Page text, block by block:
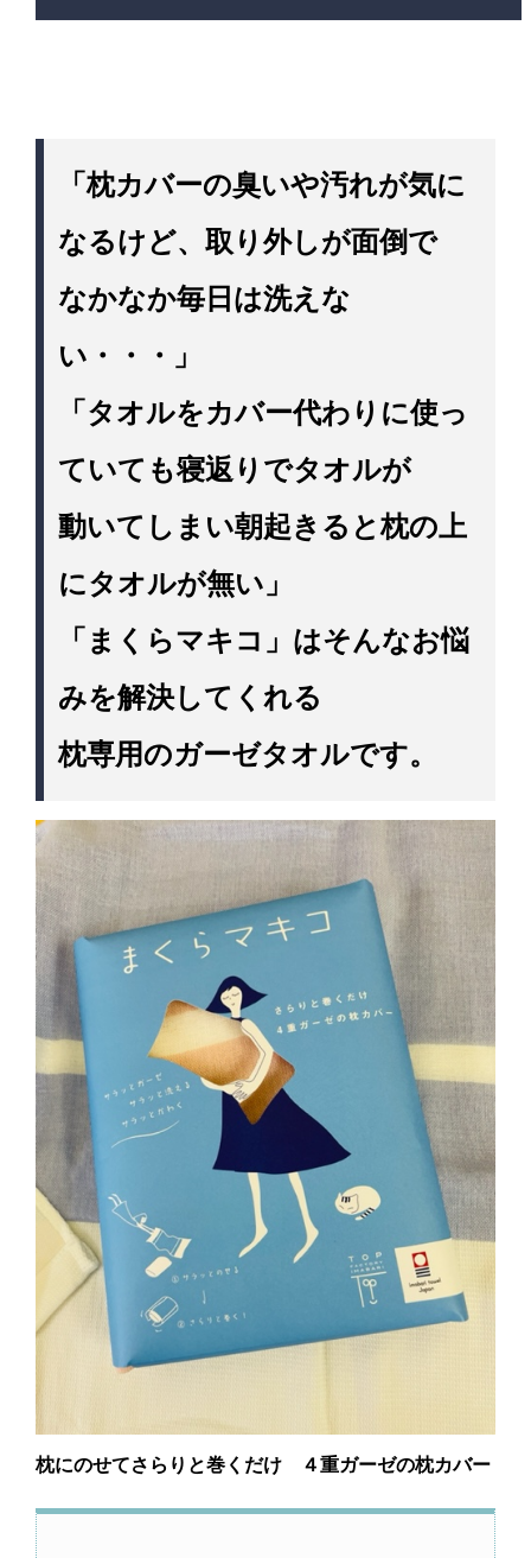
「枕カバーの臭いや汚れが気に
なるけど、取り外しが面倒で
なかなか毎日は洗えな
い・・・」
「タオルをカバー代わりに使っ
ていても寝返りでタオルが
動いてしまい朝起きると枕の上
にタオルが無い」
「まくらマキコ」はそんなお悩
みを解決してくれる
枕専用のガーゼタオルです。
枕にのせてさらりと巻くだけ ４重ガーゼの枕カバー